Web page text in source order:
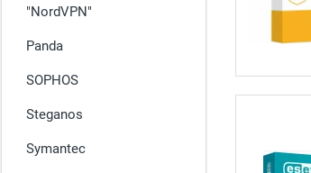
"NordVPN"
Panda
SOPHOS
Steganos
Symantec